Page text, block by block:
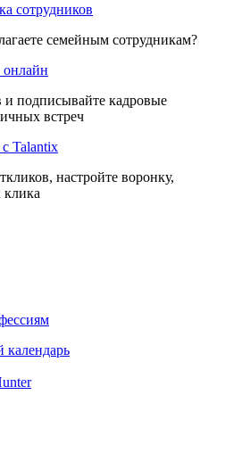
сотрудников
семейным сотрудникам?
онлайн
и подписывайте кадровые
встреч
с Talantix
настройте воронку,
клика
календарь